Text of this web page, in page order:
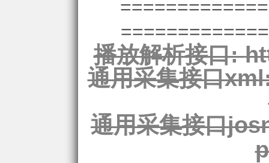
播放解析接口:
通用采集接口
通用采集接口